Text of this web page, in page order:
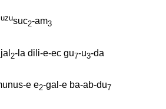
uzusuc2-am3
jal 2-la dili-e-ec gu7-u3-da
e e2-gal-e ba-ab-du7